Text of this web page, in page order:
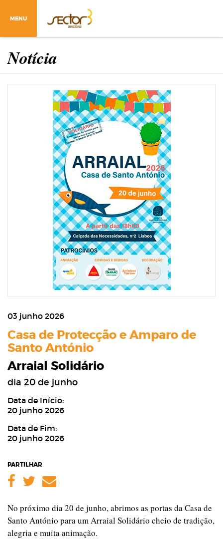
MENU
Notícia
03 junho 2026
Casa de Protecção e Amparo de
Santo António
Arraial Solidário
dia 20 de junho
Data de Início:
20 junho 2026
Data de Fim:
20 junho 2026
PARTILHAR
Facebook
Twitter
Email
No próximo dia 20 de junho, abrimos as portas da Casa de
Santo António para um Arraial Solidário cheio de tradição,
alegria e muita animação.